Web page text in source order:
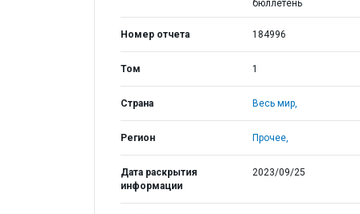
бюллетень
Номер отчета 184996
Том 1
Страна Весь мир,
Регион Прочее,
Дата раскрытия
информации
2023/09/25